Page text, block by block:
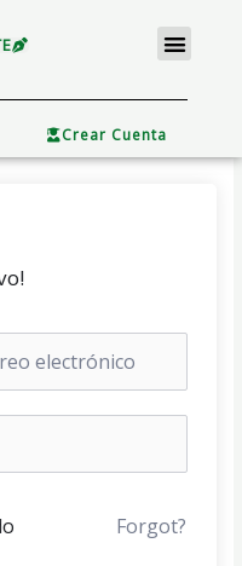
Menu
Crear Cuenta
Forgot?